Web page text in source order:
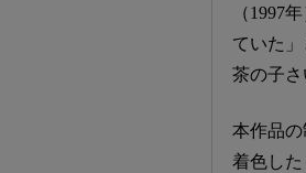
（1997
ていた
茶の子さ
本作品
着色し